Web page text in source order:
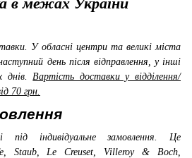
У обласні центри та великі міста
день після відправлення, у інші
днів. Вартість доставки у відділення/
70 грн.
під індивідуальне замовлення. Це
Staub, Le Creuset, Villeroy & Boch,